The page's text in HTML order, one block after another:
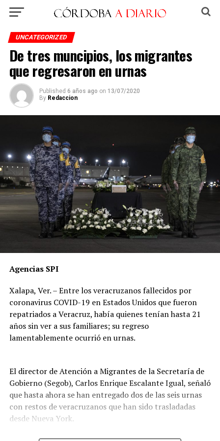
UNCATEGORIZED
De tres muncipios, los migrantes
que regresaron en urnas
Published 6 años ago on 13/07/2020
By Redaccion
Agencias SPI
Xalapa, Ver. – Entre los veracruzanos fallecidos por
coronavirus COVID-19 en Estados Unidos que fueron
repatriados a Veracruz, había quienes tenían hasta 21
años sin ver a sus familiares; su regreso
lamentablemente ocurrió en urnas.
El director de Atención a Migrantes de la Secretaría de
Gobierno (Segob), Carlos Enrique Escalante Igual, señaló
que hasta ahora se han entregado dos de las seis urnas
con restos de veracruzanos que han sido trasladadas
desde Nueva York.